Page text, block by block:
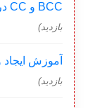
BCC و CC در ارسال ایمیل چیست؟...
بازدید)
آموزش ایجاد
بازدید)